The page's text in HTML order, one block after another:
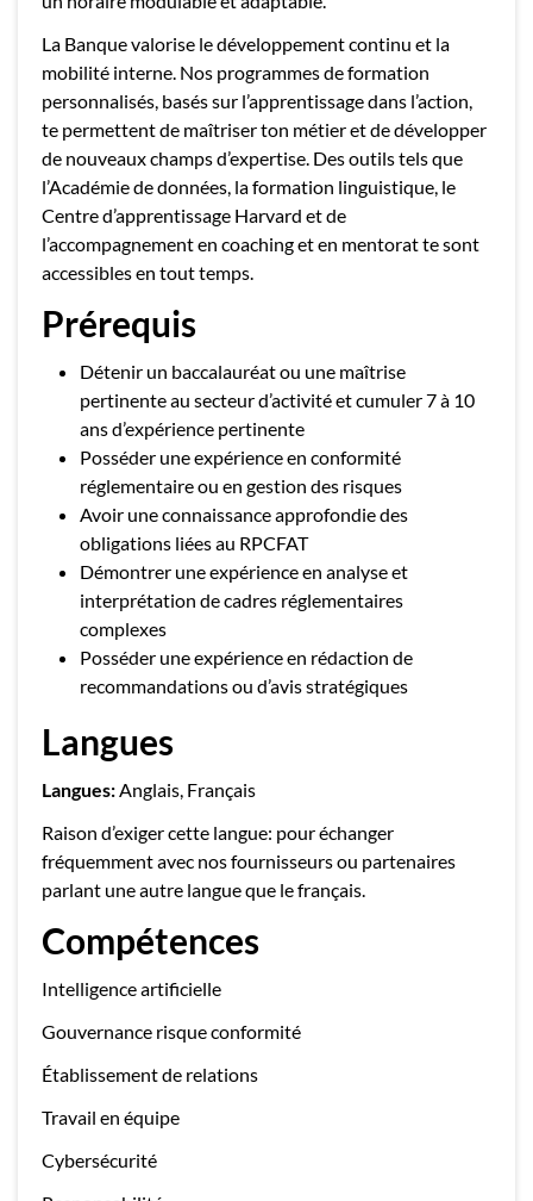
La Banque valorise le développement continu et la
mobilité interne. Nos programmes de formation
personnalisés, basés sur l’apprentissage dans l’action,
te permettent de maîtriser ton métier et de développer
de nouveaux champs d’expertise. Des outils tels que
l’Académie de données, la formation linguistique, le
Centre d’apprentissage Harvard et de
l’accompagnement en coaching et en mentorat te sont
accessibles en tout temps.
Prérequis
Détenir un baccalauréat ou une maîtrise
pertinente au secteur d’activité et cumuler 7 à 10
ans d’expérience pertinente
Posséder une expérience en conformité
réglementaire ou en gestion des risques
Avoir une connaissance approfondie des
obligations liées au RPCFAT
Démontrer une expérience en analyse et
interprétation de cadres réglementaires
complexes
Posséder une expérience en rédaction de
recommandations ou d’avis stratégiques
Langues
Langues:Anglais, Français
Raison d’exiger cette langue: pour échanger
fréquemment avec nos fournisseurs ou partenaires
parlant une autre langue que le français.
Compétences
Intelligence artificielle
Gouvernance risque conformité
Établissement de relations
Travail en équipe
Cybersécurité